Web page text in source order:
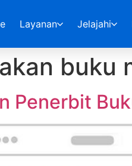
Layanan Jelajahi
buku
Penerbit